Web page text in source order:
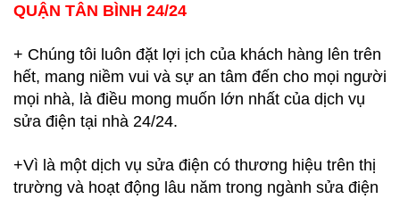
QUẬN TÂN BÌNH 24/24
+ Chúng tôi luôn đặt lợi ịch của khách hàng lên trên
hết, mang niềm vui và sự an tâm đến cho mọi người
mọi nhà, là điều mong muốn lớn nhất của dịch vụ
sửa điện tại nhà 24/24.
+Vì là một dịch vụ sửa điện có thương hiệu trên thị
trường và hoạt động lâu năm trong ngành sửa điện